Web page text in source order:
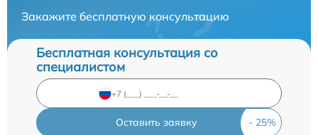
Закажите бесплатную консультацию
Бесплатная консультация со
специалистом
Оставить заявку